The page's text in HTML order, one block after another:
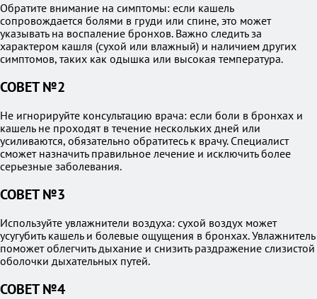
Обратите внимание на симптомы: если кашель
сопровождается болями в груди или спине, это может
указывать на воспаление бронхов. Важно следить за
характером кашля (сухой или влажный) и наличием других
симптомов, таких как одышка или высокая температура.
СОВЕТ №2
Не игнорируйте консультацию врача: если боли в бронхах и
кашель не проходят в течение нескольких дней или
усиливаются, обязательно обратитесь к врачу. Специалист
сможет назначить правильное лечение и исключить более
серьезные заболевания.
СОВЕТ №3
Используйте увлажнители воздуха: сухой воздух может
усугубить кашель и болевые ощущения в бронхах. Увлажнитель
поможет облегчить дыхание и снизить раздражение слизистой
оболочки дыхательных путей.
СОВЕТ №4